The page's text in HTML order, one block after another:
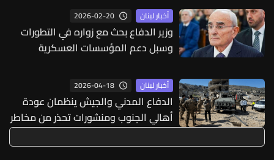
المحادثات
أخبار لبنان 2026-02-20
وزير الدفاع بحث مع زواره في التطورات
وسبل دعم المؤسسات العسكرية
أخبار لبنان 2026-04-18
الدفاع المدني والجيش ينظمان عودة
أهالي الجنوب ومنشورات تحذر من مخاطر
الالغام